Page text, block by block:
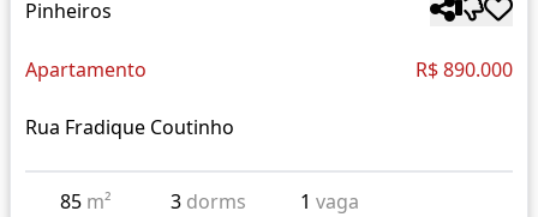
Pinheiros
Apartamento R$ 890.000
Rua Fradique Coutinho
85 m² 3 dorms 1vaga